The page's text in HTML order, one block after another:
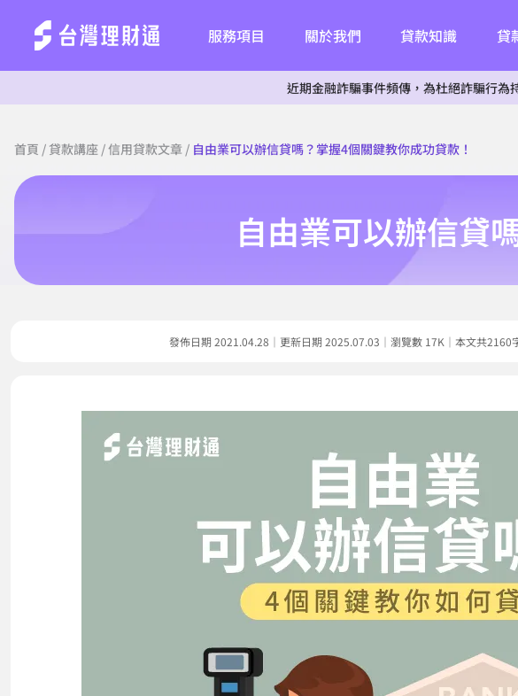
服務項目 關於我們 貸款知識 貸
近期金融詐騙事件頻傳，為杜絕詐騙行為持續擴張
首頁 / 貸款講座 /信用貸款文章 / 自由業可以辦信貸嗎？掌握4個關鍵教你成功貸款！
自由業可以辦信貸
發佈日期 2021.04.28｜更新日期 2025.07.03｜瀏覽數 17K｜本文共2160